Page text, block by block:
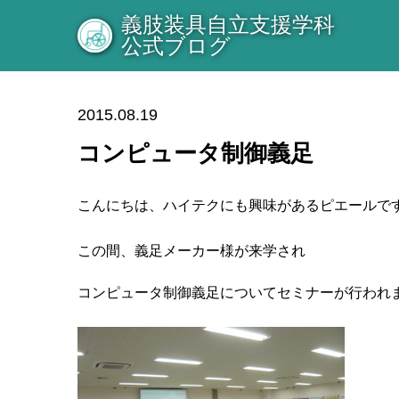
義肢装具自立支援学科
公式ブログ
2015.08.19
コンピュータ制御義足
こんにちは、ハイテクにも興味があるピエールで
この間、義足メーカー様が来学され
コンピュータ制御義足についてセミナーが行われ